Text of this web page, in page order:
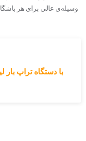
وسیله‌ی عالی برای هر
با دستگاه تراپ بار